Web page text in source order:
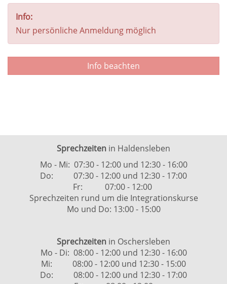
Info:
Nur persönliche Anmeldung möglich
Info beachten
Sprechzeiten in Haldensleben
Mo - Mi: 07:30 - 12:00 und 12:30 - 16:00
Do: 07:30 - 12:00 und 12:30 - 17:00
Fr: 07:00 - 12:00
Sprechzeiten rund um die Integrationskurse
Mo und Do: 13:00 - 15:00
Sprechzeiten in Oschersleben
Mo - Di: 08:00 - 12:00 und 12:30 - 16:00
Mi: 08:00 - 12:00 und 12:30 - 15:00
Do: 08:00 - 12:00 und 12:30 - 17:00